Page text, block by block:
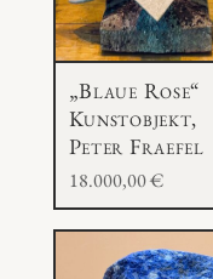
„Blaue Rose“
Kunstobjekt,
Peter Fraefel
18.000,00€